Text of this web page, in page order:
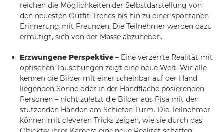
reichen die Möglichkeiten der Selbstdarstellung von
den neuesten Outfit-Trends bis hin zu einer spontanen
Erinnerung mit Freunden. Die Teilnehmer werden dazu
ermutigt, sich von der Masse abzuheben.
Erzwungene Perspektive – Eine verzerrte Realität mit
optischen Täuschungen zeigt eine neue Welt. Wir alle
kennen die Bilder mit einer scheinbar auf der Hand
liegenden Sonne oder in der Handfläche posierenden
Personen – nicht zuletzt die Bilder aus Pisa mit den
stützenden Händen am Schiefen Turm. Die Teilnehmer
können mit cleveren Tricks zeigen, wie sie durch das